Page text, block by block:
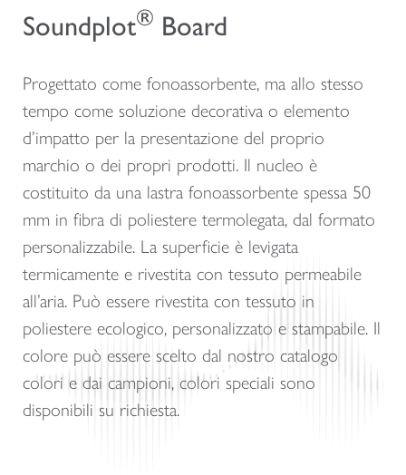
Soundplot® Board
Progettato come fonoassorbente, ma allo stesso
tempo come soluzione decorativa o elemento
d’impatto per la presentazione del proprio
marchio o dei propri prodotti. Il nucleo è
costituito da una lastra fonoassorbente spessa 50
mm in fibra di poliestere termolegata, dal formato
personalizzabile. La superficie è levigata
termicamente e rivestita con tessuto permeabile
all’aria. Può essere rivestita con tessuto in
poliestere ecologico, personalizzato e stampabile. Il
colore può essere scelto dal nostro catalogo
colori e dai campioni, colori speciali sono
disponibili su richiesta.